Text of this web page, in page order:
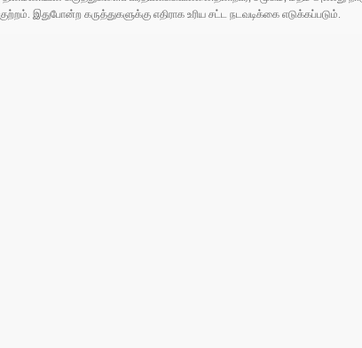
இதுபோன்ற கருத்துகளுக்கு எதிராக உரிய சட்ட நடவடிக்கை எடுக்கப்படும்.